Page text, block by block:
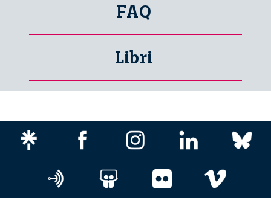
FAQ
Libri